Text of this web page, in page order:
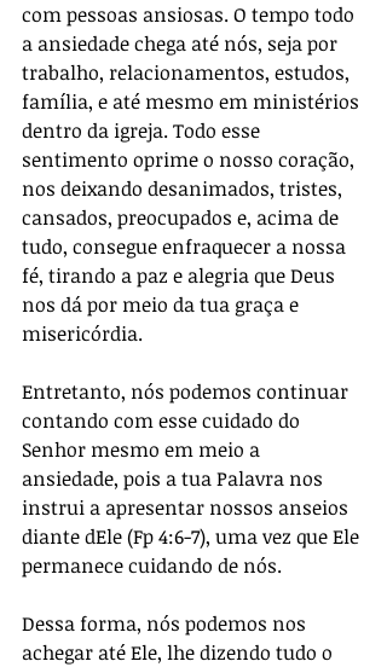
com pessoas ansiosas. O tempo todo
a ansiedade chega até nós, seja por
trabalho, relacionamentos, estudos,
família, e até mesmo em ministérios
dentro da igreja. Todo esse
sentimento oprime o nosso coração,
nos deixando desanimados, tristes,
cansados, preocupados e, acima de
tudo, consegue enfraquecer a nossa
fé, tirando a paz e alegria que Deus
nos dá por meio da tua graça e
misericórdia.
Entretanto, nós podemos continuar
contando com esse cuidado do
Senhor mesmo em meio a
ansiedade, pois a tua Palavra nos
instrui a apresentar nossos anseios
diante dEle (Fp 4:6-7), uma vez que Ele
permanece cuidando de nós.
Dessa forma, nós podemos nos
achegar até Ele, lhe dizendo tudo o